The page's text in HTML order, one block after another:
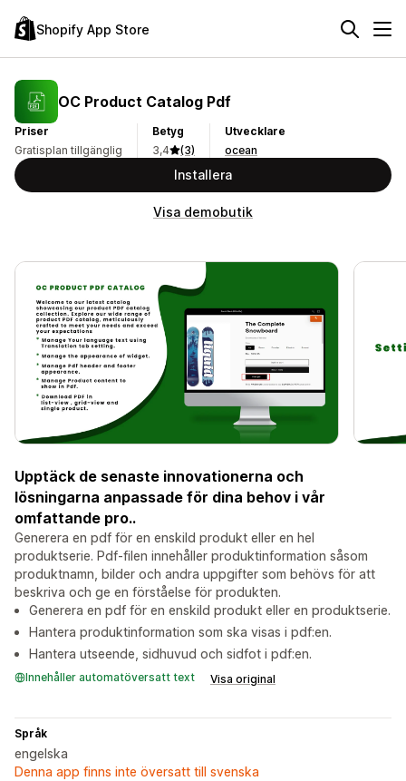
Shopify App Store
OC Product Catalog Pdf
Priser
Gratisplan tillgänglig
Betyg
3,4
(3)
Utvecklare
ocean
Installera
Visa demobutik
Upptäck de senaste innovationerna och
lösningarna anpassade för dina behov i vår
omfattande pro..
Generera en pdf för en enskild produkt eller en hel
produktserie. Pdf-filen innehåller produktinformation såsom
produktnamn, bilder och andra uppgifter som behövs för att
beskriva och ge en förståelse för produkten.
Generera en pdf för en enskild produkt eller en produktserie.
Hantera produktinformation som ska visas i pdf:en.
Hantera utseende, sidhuvud och sidfot i pdf:en.
Innehåller automatöversatt text Visa original
Språk
engelska
Denna app finns inte översatt till svenska